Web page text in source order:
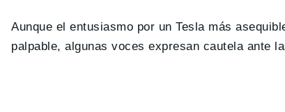
Aunque el entusiasmo por un Tesla más
palpable, algunas voces expresan cautela ante